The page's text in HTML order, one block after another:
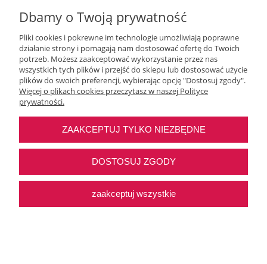
Moje konto
O nas
Najczęstsze pytania
Pomoc
Dbamy o Twoją prywatność
Pliki cookies i pokrewne im technologie umożliwiają poprawne
działanie strony i pomagają nam dostosować ofertę do Twoich
potrzeb. Możesz zaakceptować wykorzystanie przez nas
wszystkich tych plików i przejść do sklepu lub dostosować użycie
plików do swoich preferencji, wybierając opcję "Dostosuj zgody".
Więcej o plikach cookies przeczytasz w naszej Polityce
prywatności.
ZAAKCEPTUJ TYLKO NIEZBĘDNE
DOSTOSUJ ZGODY
zaakceptuj wszystkie